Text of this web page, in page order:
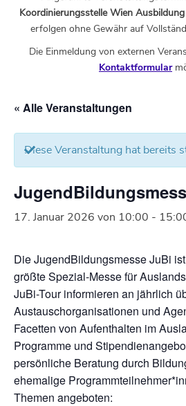
Koordinierungsstelle Wien
erfolgen ohne Gewähr auf
Die Einmeldung von externen
Kontaktformular
« Alle Veranstaltungen
Diese Veranstaltung hat bereits
17. Januar 2026 von 10:00 -
Die JugendBildungsmesse JuBi
größte Spezial-Messe für
JuBi-Tour informieren an jährlich
Austauschorganisationen und
Facetten von Aufenthalten im
Programme und
persönliche Beratung durch
ehemalige
Themen angeboten: